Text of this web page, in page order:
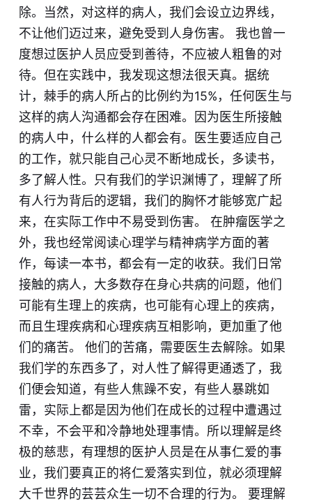
除。当然，对这样的病人，我们会设立边界线，
不让他们迈过来，避免受到人身伤害。 我也曾一
度想过医护人员应受到善待，不应被人粗鲁的对
待。但在实践中，我发现这想法很天真。据统
计，棘手的病人所占的比例约为15%，任何医生与
这样的病人沟通都会存在困难。因为医生所接触
的病人中，什么样的人都会有。医生要适应自己
的工作，就只能自己心灵不断地成长，多读书，
多了解人性。只有我们的学识渊博了，理解了所
有人行为背后的逻辑，我们的胸怀才能够宽广起
来，在实际工作中不易受到伤害。 在肿瘤医学之
外，我也经常阅读心理学与精神病学方面的著
作，每读一本书，都会有一定的收获。我们日常
接触的病人，大多数存在身心共病的问题，他们
可能有生理上的疾病，也可能有心理上的疾病，
而且生理疾病和心理疾病互相影响，更加重了他
们的痛苦。 他们的苦痛，需要医生去解除。如果
我们学的东西多了，对人性了解得更通透了，我
们便会知道，有些人焦躁不安，有些人暴跳如
雷，实际上都是因为他们在成长的过程中遭遇过
不幸，不会平和冷静地处理事情。所以理解是终
极的慈悲，有理想的医护人员是在从事仁爱的事
业，我们要真正的将仁爱落实到位，就必须理解
大千世界的芸芸众生一切不合理的行为。 要理解